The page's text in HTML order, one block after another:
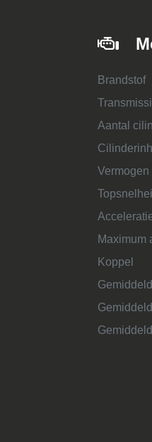
Brandstof
Aantal
Vermogen
Maximum
Koppel